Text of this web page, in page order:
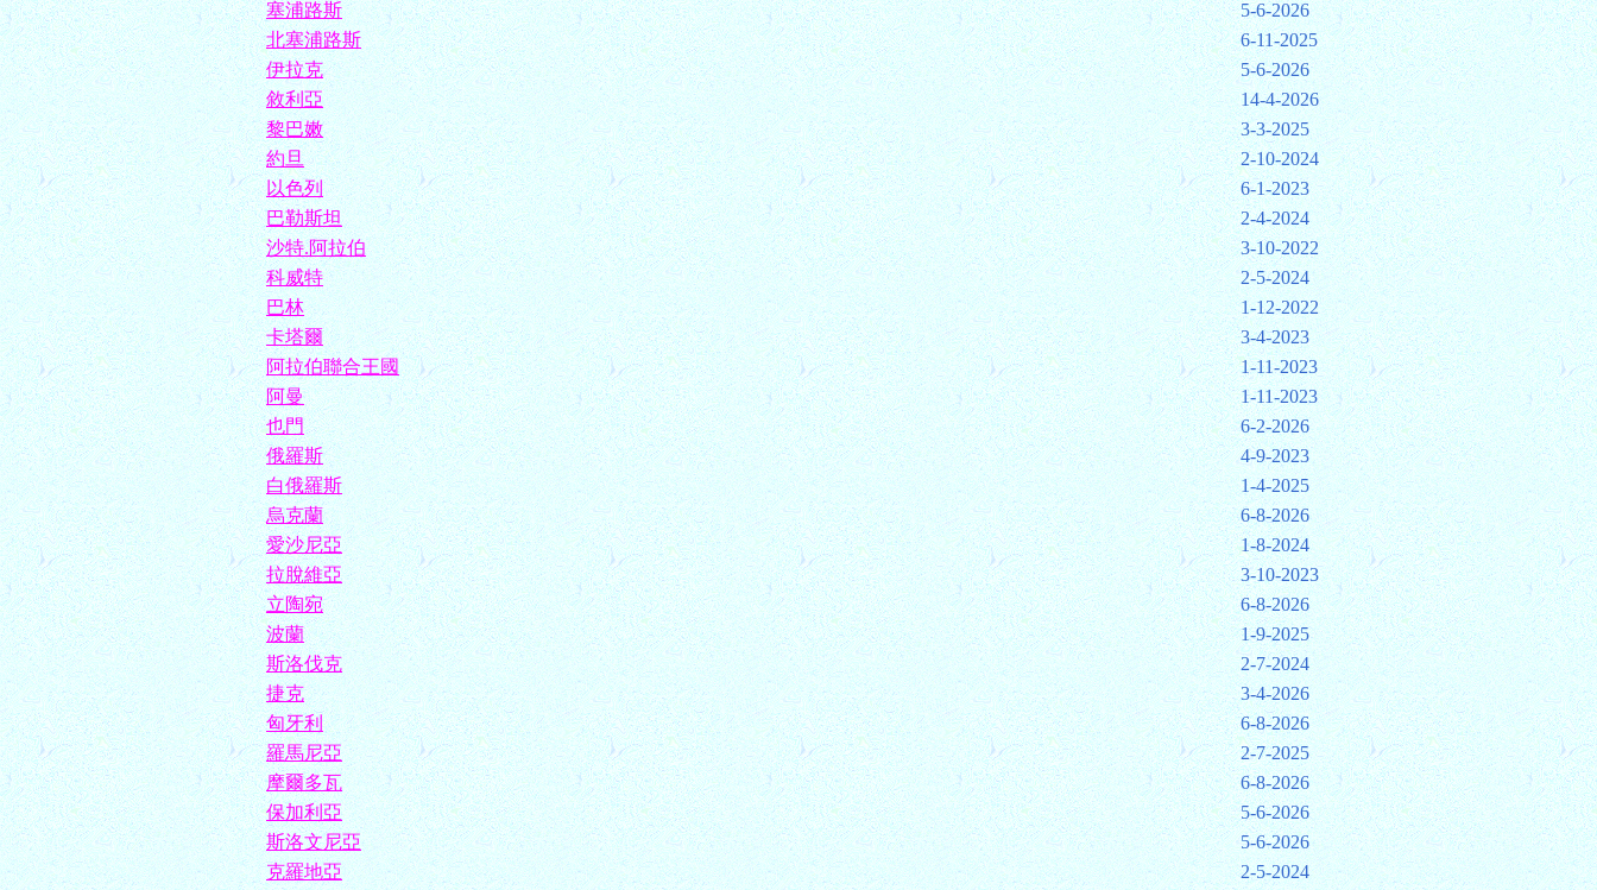
塞浦路斯
5-6-2026
北塞浦路斯
6-11-2025
伊拉克
5-6-2026
敘利亞
14-4-2026
黎巴嫩
3-3-2025
約旦
2-10-2024
以色列
6-1-2023
巴勒斯坦
2-4-2024
沙特.阿拉伯
3-10-2022
科威特
2-5-2024
巴林
1-12-2022
卡塔爾
3-4-2023
阿拉伯聯合王國
1-11-2023
阿曼
1-11-2023
也門
6-2-2026
俄羅斯
4-9-2023
白俄羅斯
1-4-2025
烏克蘭
6-8-2026
愛沙尼亞
1-8-2024
拉脫維亞
3-10-2023
立陶宛
6-8-2026
波蘭
1-9-2025
斯洛伐克
2-7-2024
捷克
3-4-2026
匈牙利
6-8-2026
羅馬尼亞
2-7-2025
摩爾多瓦
6-8-2026
保加利亞
5-6-2026
斯洛文尼亞
5-6-2026
克羅地亞
2-5-2024